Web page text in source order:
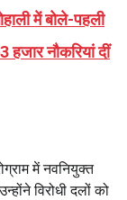
में बोले-पहली
नौकरियां दीं
में नवनियुक्त
विरोधी दलों को